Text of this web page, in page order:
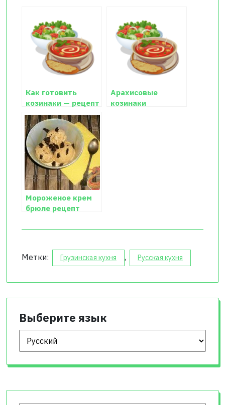
Как готовить
козинаки — рецепт
с фото
Арахисовые
козинаки
Мороженое крем
брюле рецепт
Метки: Грузинская кухня , Русская кухня
Выберите язык
Выберите язык